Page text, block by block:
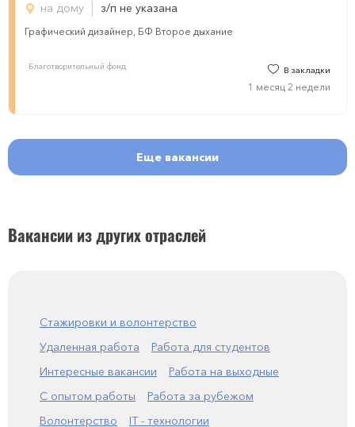
на дому з/п не указана
Графический дизайнер, БФ Второе дыхание
Благотворительный фонд В закладки
1 месяц 2 недели
Еще вакансии
Вакансии из других отраслей
Стажировки и волонтерство
Удаленная работа
Работа для студентов
Интересные вакансии
Работа на выходные
С опытом работы
Работа за рубежом
Волонтерство
IT - технологии